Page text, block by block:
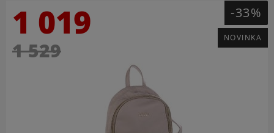
1 019
1 529
-33%
NOVINKA